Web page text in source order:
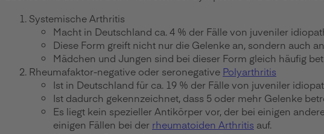
Systemische Arthritis
Macht in Deutschland ca. 4 % der Fälle von juveniler
Diese Form greift nicht nur die Gelenke an, sondern auch
Mädchen und Jungen sind bei dieser Form gleich häufig
Rheumafaktor-negative oder seronegative Polyarthritis
Ist in Deutschland für ca. 19 % der Fälle von juveniler
Ist dadurch gekennzeichnet, dass 5 oder mehr Gelenke
Es liegt kein spezieller Antikörper vor, der bei einigen
einigen Fällen bei der rheumatoiden Arthritis auf.